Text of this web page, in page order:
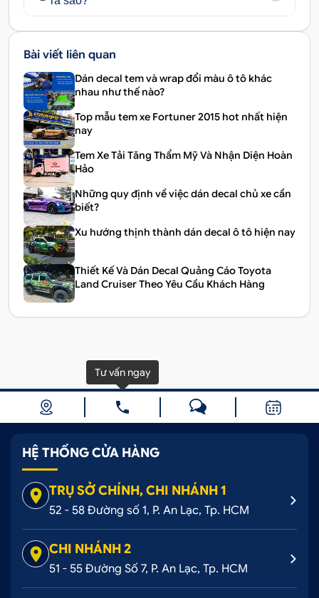
Bài viết liên quan
Dán decal tem và wrap đổi màu ô tô khác
nhau như thế nào?
Top mẫu tem xe Fortuner 2015​ hot nhất hiện
nay
Tem Xe Tải Tăng Thẩm Mỹ Và Nhận Diện Hoàn
Hảo
Những quy định về việc dán decal chủ xe cần
biết?
Xu hướng thịnh thành dán decal ô tô hiện nay
Thiết Kế Và Dán Decal Quảng Cáo Toyota
Land Cruiser Theo Yêu Cầu Khách Hàng
Tư vấn ngay
HỆ THỐNG CỬA HÀNG
TRỤ SỞ CHÍNH, CHI NHÁNH 1
52 - 58 Đường số 1, P. An Lạc, Tp. HCM
CHI NHÁNH 2
51 - 55 Đường Số 7, P. An Lạc, Tp. HCM